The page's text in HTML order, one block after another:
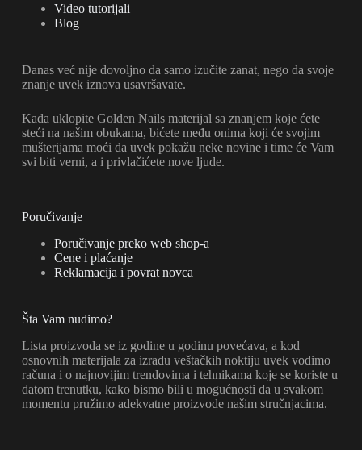
Video tutorijali
Blog
Danas već nije dovoljno da samo izučite zanat, nego da svoje
znanje uvek iznova usavršavate.
Kada uklopite Golden Nails materijal sa znanjem koje ćete
steći na našim obukama, bićete među onima koji će svojim
mušterijama moći da uvek pokažu neke novine i time će Vam
svi biti verni, a i privlačićete nove ljude.
Poručivanje
Poručivanje preko web shop-a
Cene i plaćanje
Reklamacija i povrat novca
Šta Vam nudimo?
Lista proizvoda se iz godine u godinu povećava, a kod
osnovnih materijala za izradu veštačkih noktiju uvek vodimo
računa i o najnovijim trendovima i tehnikama koje se koriste u
datom trenutku, kako bismo bili u mogućnosti da u svakom
momentu pružimo adekvatne proizvode našim stručnjacima.